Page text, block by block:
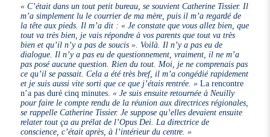
« C’était dans un tout petit bureau, se souvient Catherine Tissier. Il
m’a simplement lu le courrier de ma mère, puis il m’a regardé de
la tête aux pieds. Il m’a dit : « Je constate que vous allez bien, que
tout va très bien, je vais répondre à vos parents que tout va très
bien et qu’il n’y a pas de soucis ». Voilà. Il n’y a pas eu de
dialogue. Il n’y a pas eu de questionnement, vraiment, il ne m’a
pas posé aucune question. Rien du tout. Moi, je ne comprenais pas
ce qu’il se passait. Cela a été très bref, il m’a congédié rapidement
et je suis aussi vite sorti que ce que j’étais rentrée. » La rencontre
n’a pas duré cinq minutes.« Je suis ensuite retournée à Neuilly
pour faire le compte rendu de la réunion aux directrices régionales,
se rappelle Catherine Tissier. Je suppose qu’elles devaient ensuite
relater tout ça au prélat de l’Opus Dei. La directrice de
conscience, c’était après, à l’intérieur du centre. »